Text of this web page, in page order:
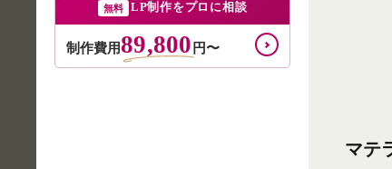
無料 LP制作をプロに相談
制作費用89,800 円〜
マテ